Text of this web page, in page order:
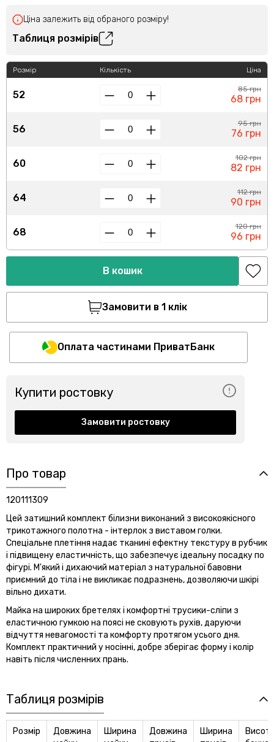
Ціна залежить від обраного розміру!
Таблиця розмірів
Розмір
52
56
60
64
68
Кількість Ціна
85 грн
68 грн
95 грн
76 грн
102 грн
82 грн
112 грн
90 грн
120 грн
96 грн
В кошик
Замовити в 1 клік
Оплата частинами ПриватБанк
Купити ростовку
Замовити ростовку
Про товар
120111309
Цей затишний комплект білизни виконаний з високоякісного
трикотажного полотна - інтерлок з виставом голки.
Спеціальне плетіння надає тканині ефектну текстуру в рубчик
і підвищену еластичність, що забезпечує ідеальну посадку по
фігурі. М'який і дихаючий матеріал з натуральної бавовни
приємний до тіла і не викликає подразнень, дозволяючи шкірі
вільно дихати.
Майка на широких бретелях і комфортні трусики-сліпи з
еластичною гумкою на поясі не сковують рухів, даруючи
відчуття невагомості та комфорту протягом усього дня.
Комплект практичний у носінні, добре зберігає форму і колір
навіть після численних прань.
Таблиця розмірів
Розмір
Довжина
Ширина
Довжина
Ширина